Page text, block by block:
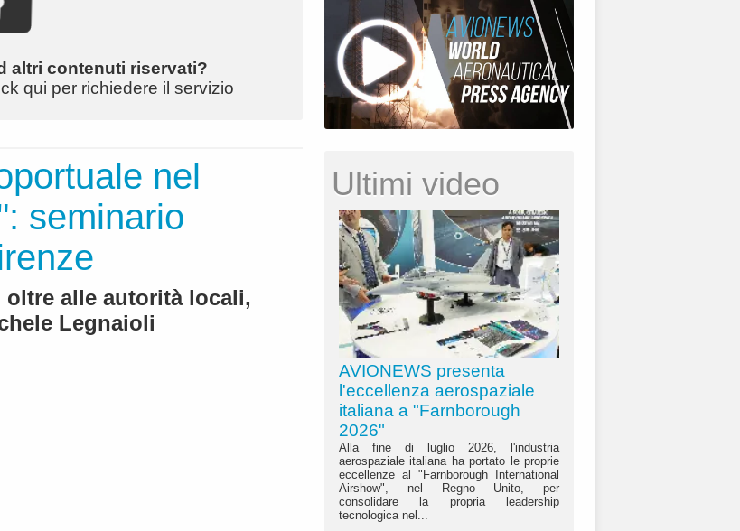
altri contenuti riservati?
qui per richiedere il servizio
nel
seminario
alle autorità locali,
Legnaioli
Ultimi video
AVIONEWS presenta
l'eccellenza aerospaziale
italiana a "Farnborough
2026"
Alla fine di luglio 2026, l'industria
aerospaziale italiana ha portato le proprie
eccellenze al "Farnborough International
Airshow", nel Regno Unito, per
consolidare la propria leadership
tecnologica nel...